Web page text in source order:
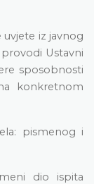
uvjete iz javnog
Ustavni
sposobnosti
konkretnom
pismenog i
dio ispita